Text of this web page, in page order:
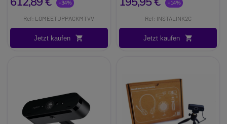
für kleine Räume
MeetUp ist die führende
Konferenzkamera von
sich nicht länger alle um ein
kleines Laptop-Display
zusammendrängen. Durch die
-34%
Ref: LOMEETUPPACKMTVV
Jetzt kaufen
Einsatz in Unternehmen:
Schulungen, Präsentationen,
Produktdemonstrationen.
-14%
Ref: INSTALINK2C
Jetzt kaufen